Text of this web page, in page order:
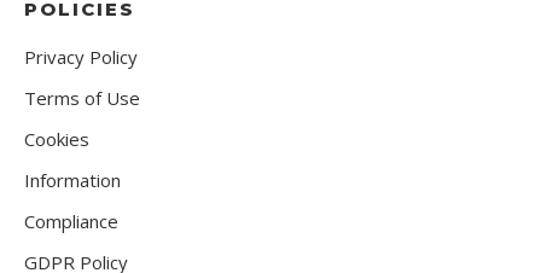
POLICIES
Privacy Policy
Terms of Use
Cookies
Information
Compliance
GDPR Policy